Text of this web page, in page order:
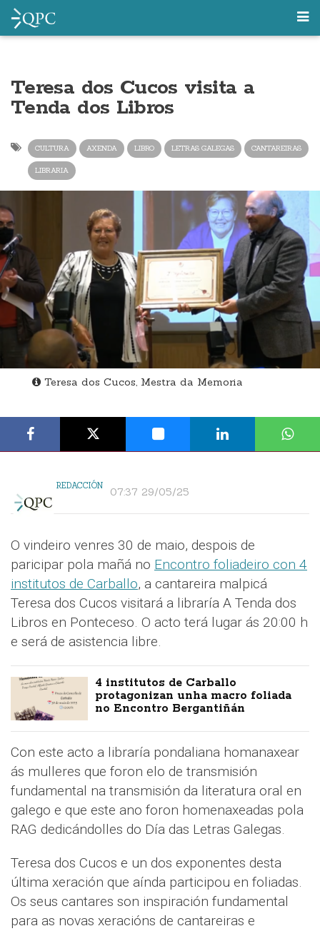
Teresa dos Cucos visita a
Tenda dos Libros
CULTURA AXENDA LIBRO LETRAS GALEGAS CANTAREIRAS
LIBRARIA
Teresa dos Cucos, Mestra da Memoria
REDACCIÓN 07:37 29/05/25
O vindeiro venres 30 de maio, despois de
paricipar pola mañá no Encontro foliadeiro con 4
institutos de Carballo, a cantareira malpicá
Teresa dos Cucos visitará a libraría A Tenda dos
Libros en Ponteceso. O acto terá lugar ás 20:00 h
e será de asistencia libre.
4 institutos de Carballo
protagonizan unha macro foliada
no Encontro Bergantiñán
Con este acto a libraría pondaliana homanaxear
ás mulleres que foron elo de transmisión
fundamental na transmisión da literatura oral en
galego e que este ano foron homenaxeadas pola
RAG dedicándolles do Día das Letras Galegas.
Teresa dos Cucos e un dos exponentes desta
última xeración que aínda participou en foliadas.
Os seus cantares son inspiración fundamental
para as novas xeracións de cantareiras e